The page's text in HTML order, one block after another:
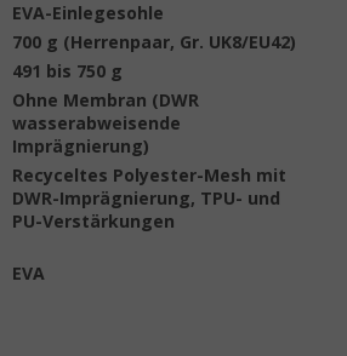
EVA-Einlegesohle
700 g (Herrenpaar, Gr. UK8/EU42)
491 bis 750 g
Ohne Membran (DWR
wasserabweisende
Imprägnierung)
Recyceltes Polyester-Mesh mit
DWR-Imprägnierung, TPU- und
PU-Verstärkungen
EVA